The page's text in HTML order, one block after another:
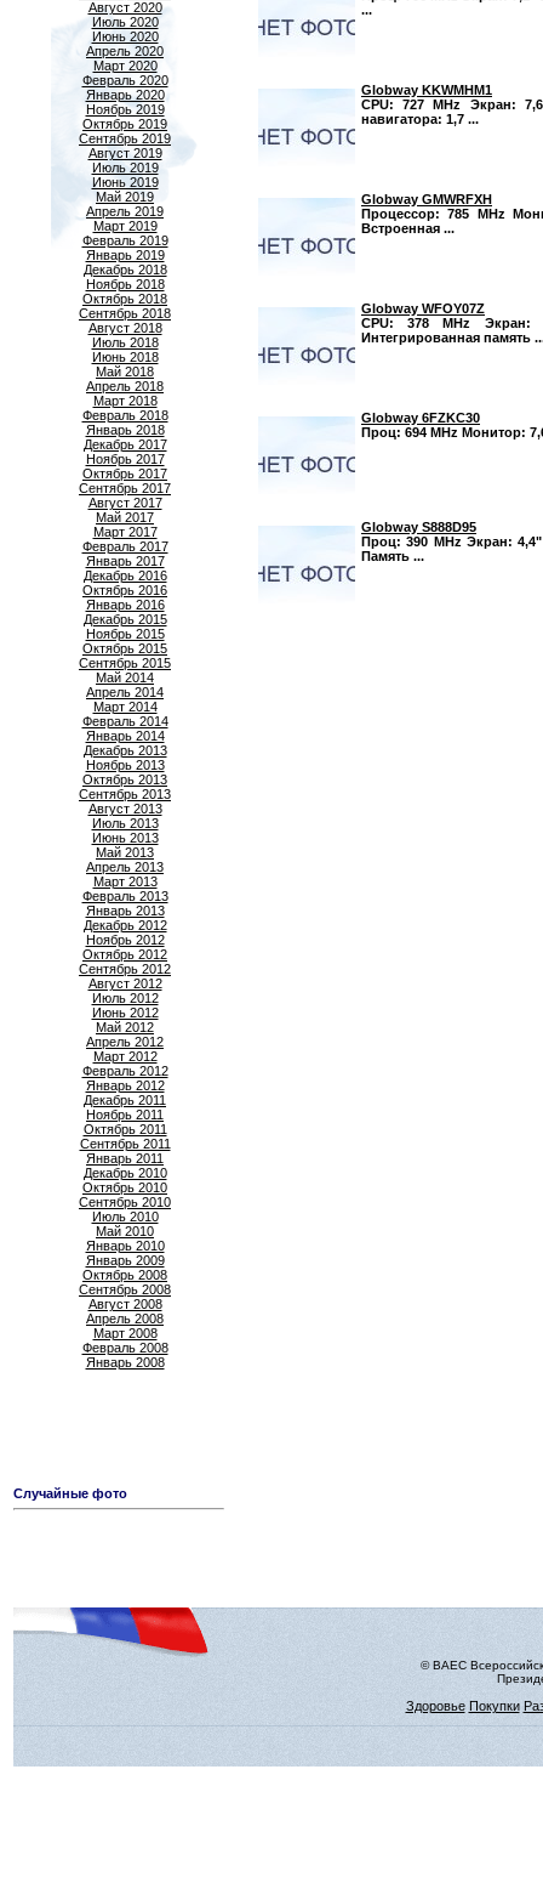
Август 2020
Июль 2020
Июнь 2020
Апрель 2020
Март 2020
Февраль 2020
Январь 2020
Ноябрь 2019
Октябрь 2019
Сентябрь 2019
Август 2019
Июль 2019
Июнь 2019
Май 2019
Апрель 2019
Март 2019
Февраль 2019
Январь 2019
Декабрь 2018
Ноябрь 2018
Октябрь 2018
Сентябрь 2018
Август 2018
Июль 2018
Июнь 2018
Май 2018
Апрель 2018
Март 2018
Февраль 2018
Январь 2018
Декабрь 2017
Ноябрь 2017
Октябрь 2017
Сентябрь 2017
Август 2017
Май 2017
Март 2017
Февраль 2017
Январь 2017
Декабрь 2016
Октябрь 2016
Январь 2016
Декабрь 2015
Ноябрь 2015
Октябрь 2015
Сентябрь 2015
Май 2014
Апрель 2014
Март 2014
Февраль 2014
Январь 2014
Декабрь 2013
Ноябрь 2013
Октябрь 2013
Сентябрь 2013
Август 2013
Июль 2013
Июнь 2013
Май 2013
Апрель 2013
Март 2013
Февраль 2013
Январь 2013
Декабрь 2012
Ноябрь 2012
Октябрь 2012
Сентябрь 2012
Август 2012
Июль 2012
Июнь 2012
Май 2012
Апрель 2012
Март 2012
Февраль 2012
Январь 2012
Декабрь 2011
Ноябрь 2011
Октябрь 2011
Сентябрь 2011
Январь 2011
Декабрь 2010
Октябрь 2010
Сентябрь 2010
Июль 2010
Май 2010
Январь 2010
Январь 2009
Октябрь 2008
Сентябрь 2008
Август 2008
Апрель 2008
Март 2008
Февраль 2008
Январь 2008
...
Globway KKWMHM1
CPU: 727 MHz Экран:
навигатора: 1,7 ...
Globway GMWRFXH
Процессор: 785 MHz
Встроенная ...
Globway WFOY07Z
CPU: 378 MHz Экран:
Интегрированная память
Globway 6FZKC30
Проц: 694 MHz Монитор:
Globway S888D95
Проц: 390 MHz Экран: 4,4"
Память ...
Случайные фото
© ВАЕС
Здоровье Покупки